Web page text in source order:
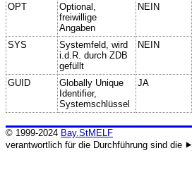
OPT
Optional,
freiwillige
Angaben
NEIN
SYS
Systemfeld, wird
i.d.R. durch ZDB
gefüllt
NEIN
GUID
Globally Unique
Identifier,
Systemschlüssel
JA
© 1999-2024 Bay.StMELF
verantwortlich für die Durchführung sind die ⯈